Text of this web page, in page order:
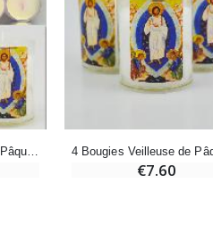
10 Bougies Veilleuse de Pâques - Christ est Ressuscité
€7.60